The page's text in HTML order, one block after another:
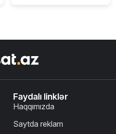
Faydalı linklər
Haqqımızda
Saytda reklam